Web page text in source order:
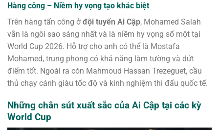
Hàng công – Niềm hy vọng tạo khác biệt
Trên hàng tấn công ởđội tuyển Ai Cập, Mohamed Salah
vẫn là ngôi sao sáng nhất và là niềm hy vọng số một tại
World Cup 2026. Hỗ trợ cho anh có thể là Mostafa
Mohamed, trung phong có khả năng làm tường và dứt
điểm tốt. Ngoài ra còn Mahmoud Hassan Trezeguet, cầu
thủ chạy cánh giàu tốc độ và kinh nghiệm thi đấu quốc tế.
Những chân sút xuất sắc của Ai Cập tại các kỳ
World Cup